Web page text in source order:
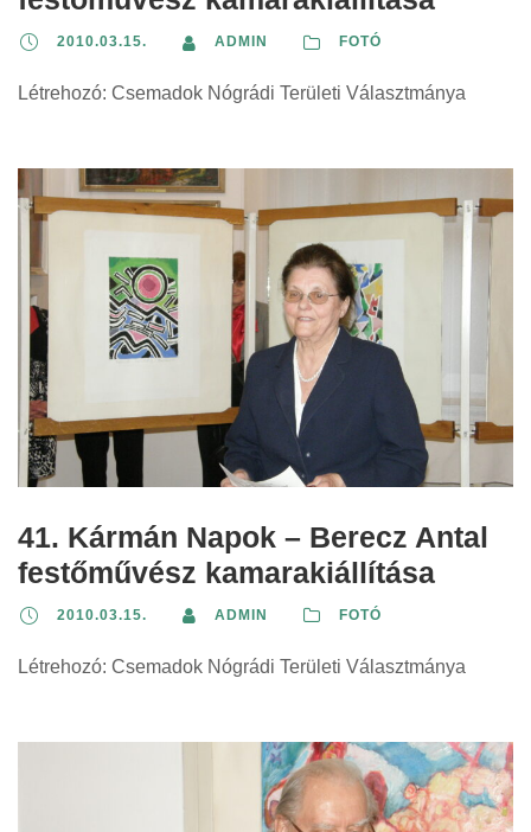
2010.03.15. ADMIN FOTÓ
Létrehozó: Csemadok Nógrádi Területi Választmánya
41. Kármán Napok – Berecz Antal
festőművész kamarakiállítása
2010.03.15. ADMIN FOTÓ
Létrehozó: Csemadok Nógrádi Területi Választmánya